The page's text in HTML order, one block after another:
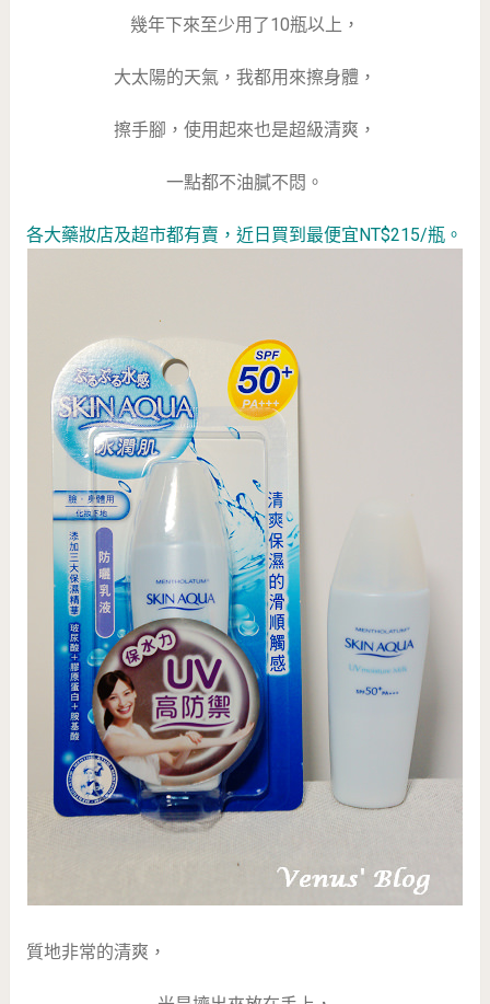
幾年下來至少用了10瓶以上，
大太陽的天氣，我都用來擦身體，
擦手腳，使用起來也是超級清爽，
一點都不油膩不悶。
各大藥妝店及超市都有賣，近日買到最便宜NT$215/瓶。
質地非常的清爽，